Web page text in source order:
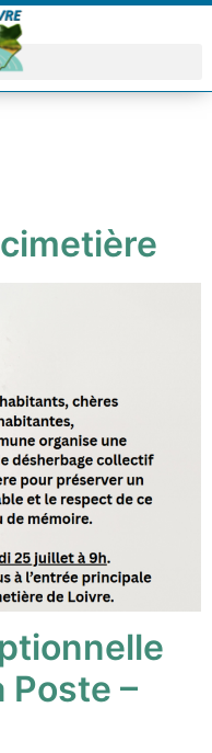
Poste –